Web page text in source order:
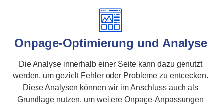
Onpage-Optimierung und Analyse
Die Analyse innerhalb einer Seite kann dazu genutzt
werden, um gezielt Fehler oder Probleme zu entdecken.
Diese Analysen können wir im Anschluss auch als
Grundlage nutzen, um weitere Onpage-Anpassungen